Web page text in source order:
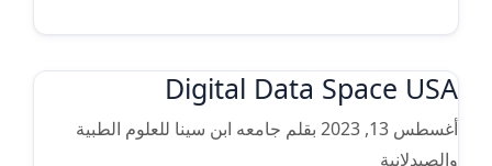
Digital Data Space USA
أغسطس 13, 2023 بقلم جامعه ابن سينا للعلوم الطبية
والصيدلانية